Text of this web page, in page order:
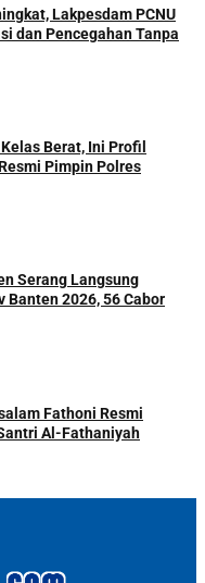
Lakpesdam PCNU
dan Pencegahan Tanpa
Berat, Ini Profil
Pimpin Polres
Serang Langsung
Banten 2026, 56 Cabor
Fathoni Resmi
Al-Fathaniyah